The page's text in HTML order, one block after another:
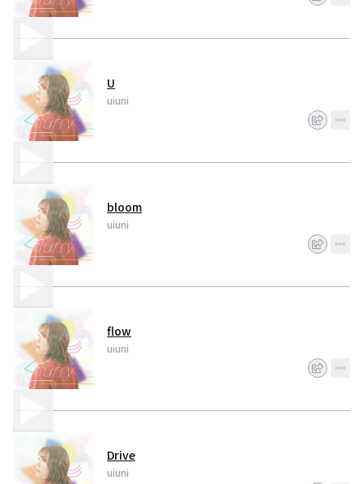
U
uiuni
bloom
uiuni
flow
uiuni
Drive
uiuni